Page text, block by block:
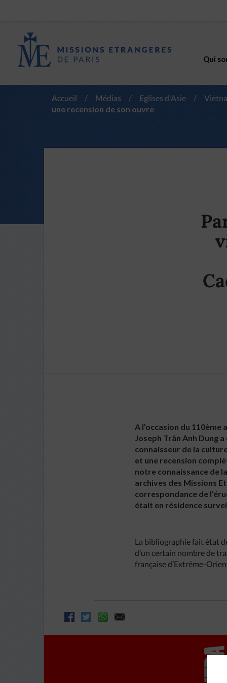
Qui
Accueil / Médias / Eglises d'Asie /
une recension de son ouvre
A l’occasion du
Joseph Trân Anh Dung
connaisseur de la
et une recension
notre connaissance de
archives des Missions
correspondance de
était en résidence
La bibliographie fait état
d’un certain nombre de
française d’Extrême-